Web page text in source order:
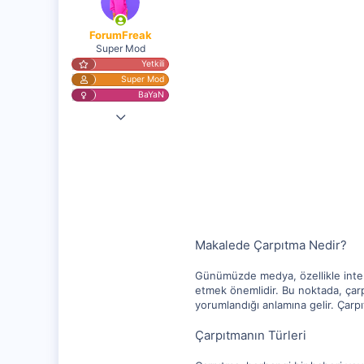
ForumFreak
Super Mod
Yetkili
Super Mod
BaYaN
2 Nis 2023
Makalede Çarpıtma Nedir?
Günümüzde medya, özellikle
etmek önemlidir. Bu noktada,
yorumlandığı anlamına gelir.
Çarpıtmanın Türleri